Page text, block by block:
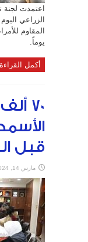
اعتمدت لجنة
الزراعي
يوماً.
أكمل
70
قبل
مارس 14, 2024